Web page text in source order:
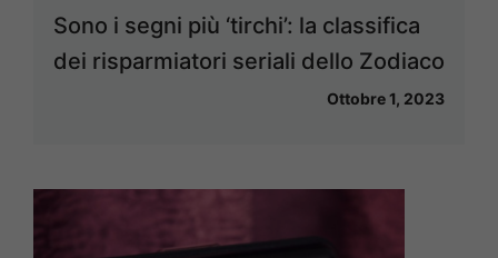
Sono i segni più ‘tirchi’: la classifica
dei risparmiatori seriali dello Zodiaco
Ottobre 1, 2023